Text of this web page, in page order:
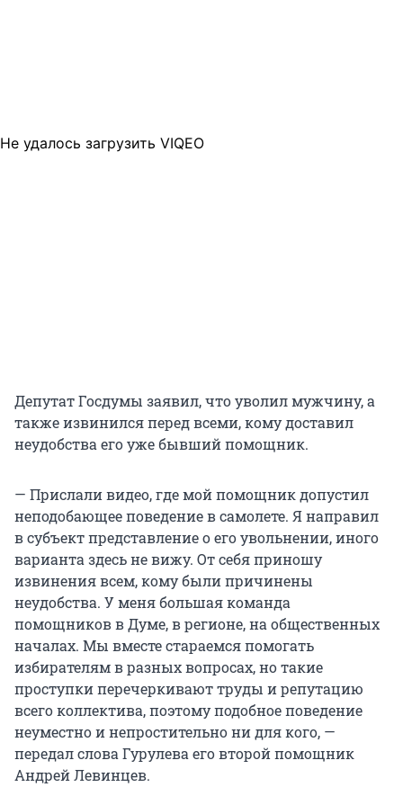
Не удалось загрузить VIQEO
Депутат Госдумы заявил, что уволил мужчину, а
также извинился перед всеми, кому доставил
неудобства его уже бывший помощник.
— Прислали видео, где мой помощник допустил
неподобающее поведение в самолете. Я направил
в субъект представление о его увольнении, иного
варианта здесь не вижу. От себя приношу
извинения всем, кому были причинены
неудобства. У меня большая команда
помощников в Думе, в регионе, на общественных
началах. Мы вместе стараемся помогать
избирателям в разных вопросах, но такие
проступки перечеркивают труды и репутацию
всего коллектива, поэтому подобное поведение
неуместно и непростительно ни для кого, —
передал слова Гурулева его второй помощник
Андрей Левинцев.